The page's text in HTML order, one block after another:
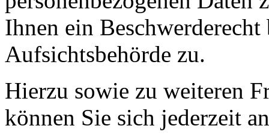
Ihnen ein
Aufsichtsbehörde zu.
Hierzu sowie zu weiteren
können Sie sich jederzeit